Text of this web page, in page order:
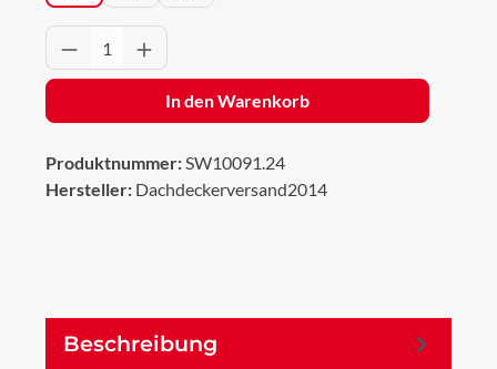
Produkt Anzahl: Gib den gewünschten
In den Warenkorb
Produktnummer:SW10091.24
Hersteller: Dachdeckerversand2014
Beschreibung